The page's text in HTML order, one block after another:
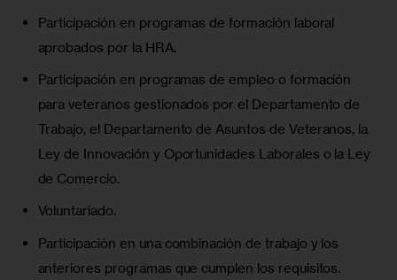
Participación en programas de formación laboral
aprobados por la HRA.
Participación en programas de empleo o formación
para veteranos gestionados por el Departamento de
Trabajo, el Departamento de Asuntos de Veteranos, la
Ley de Innovación y Oportunidades Laborales o la Ley
de Comercio.
Voluntariado.
Participación en una combinación de trabajo y los
anteriores programas que cumplen los requisitos.